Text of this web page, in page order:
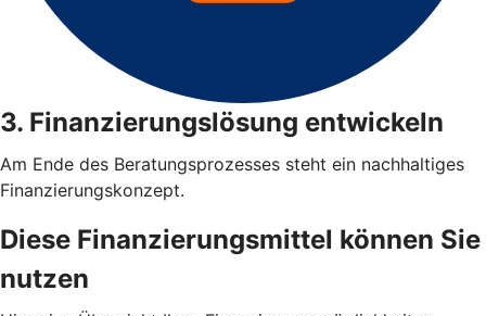
3. Finanzierungslösung entwickeln
Am Ende des Beratungsprozesses steht ein nachhaltiges
Finanzierungskonzept.
Diese Finanzierungsmittel können Sie
nutzen